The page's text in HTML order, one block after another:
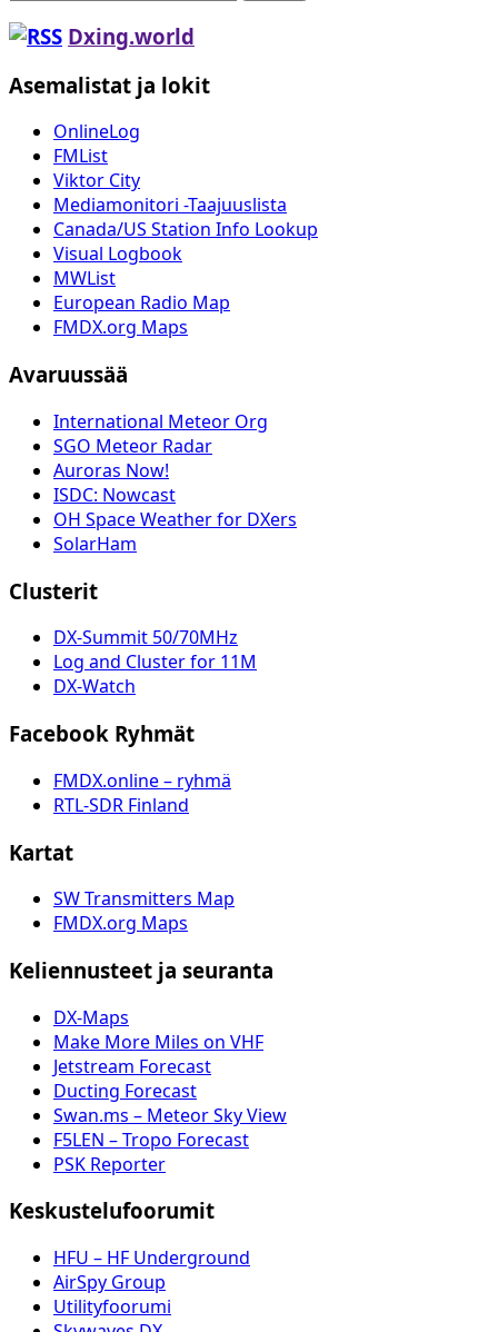
Dxing.world
Asemalistat ja lokit
OnlineLog
FMList
Viktor City
Mediamonitori -Taajuuslista
Canada/US Station Info Lookup
Visual Logbook
MWList
European Radio Map
FMDX.org Maps
Avaruussää
International Meteor Org
SGO Meteor Radar
Auroras Now!
ISDC: Nowcast
OH Space Weather for DXers
SolarHam
Clusterit
DX-Summit 50/70MHz
Log and Cluster for 11M
DX-Watch
Facebook Ryhmät
FMDX.online – ryhmä
RTL-SDR Finland
Kartat
SW Transmitters Map
FMDX.org Maps
Keliennusteet ja seuranta
DX-Maps
Make More Miles on VHF
Jetstream Forecast
Ducting Forecast
Swan.ms – Meteor Sky View
F5LEN – Tropo Forecast
PSK Reporter
Keskustelufoorumit
HFU – HF Underground
AirSpy Group
Utilityfoorumi